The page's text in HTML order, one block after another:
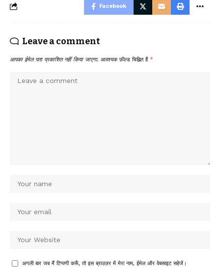
Facebook
Leave a comment
आपका ईमेल पता प्रकाशित नहीं किया जाएगा. आवश्यक फ़ील्ड चिह्नित हैं *
अगली बार जब मैं टिप्पणी करूँ, तो इस ब्राउज़र में मेरा नाम, ईमेल और वेबसाइट सहेजें।